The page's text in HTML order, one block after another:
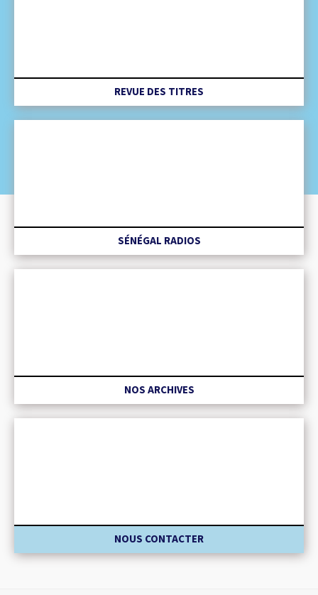
REVUE DES TITRES
SÉNÉGAL RADIOS
NOS ARCHIVES
NOUS CONTACTER